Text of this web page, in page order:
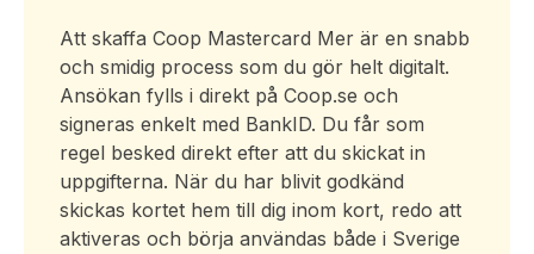
Att skaffa Coop Mastercard Mer är en snabb
och smidig process som du gör helt digitalt.
Ansökan fylls i direkt på Coop.se och
signeras enkelt med BankID. Du får som
regel besked direkt efter att du skickat in
uppgifterna. När du har blivit godkänd
skickas kortet hem till dig inom kort, redo att
aktiveras och börja användas både i Sverige